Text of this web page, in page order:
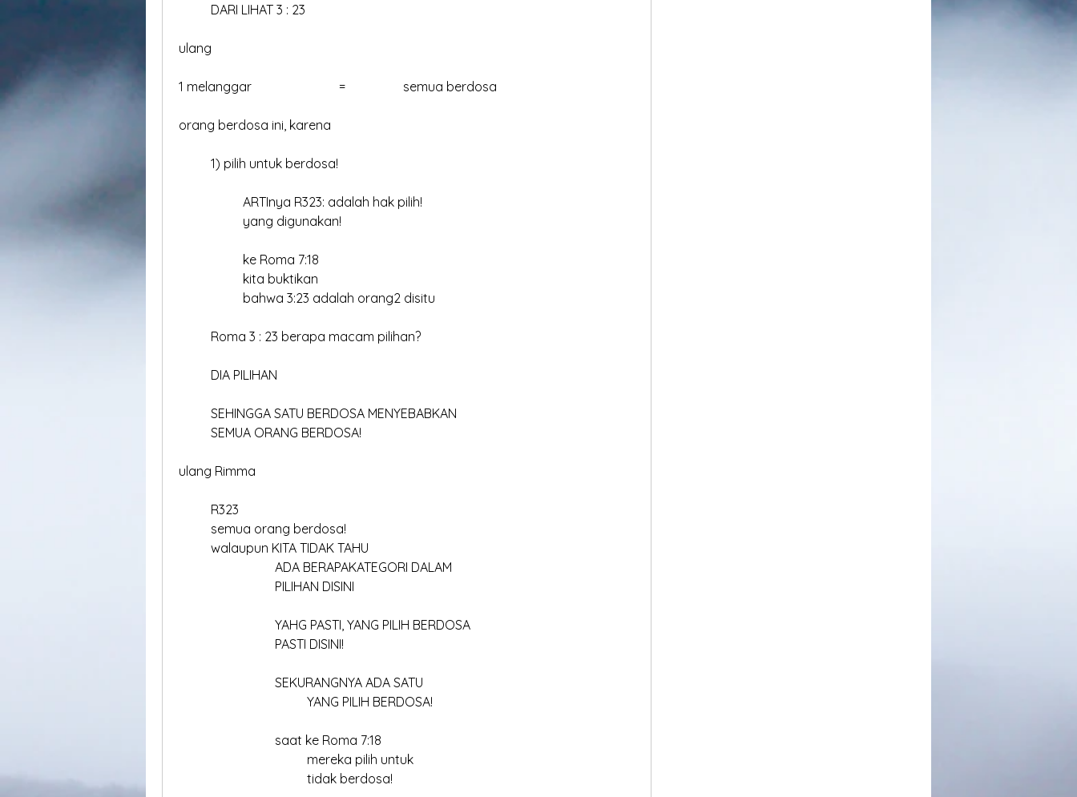
	DARI LIHAT 3 : 23
ulang
1 melanggar			= 		semua berdosa
orang berdosa ini, karena
	1) pilih untuk berdosa!
		ARTInya R323: adalah hak pilih!
		yang digunakan!
		ke Roma 7:18
		kita buktikan
		bahwa 3:23 adalah orang2 disitu
	Roma 3 : 23 berapa macam pilihan?
	DIA PILIHAN
	SEHINGGA SATU BERDOSA MENYEBABKAN
	SEMUA ORANG BERDOSA!
ulang Rimma
	R323
	semua orang berdosa!
	walaupun KITA TIDAK TAHU
			ADA BERAPAKATEGORI DALAM
			PILIHAN DISINI
			YAHG PASTI, YANG PILIH BERDOSA
			PASTI DISINI!
			SEKURANGNYA ADA SATU
				YANG PILIH BERDOSA!
			saat ke Roma 7:18
				mereka pilih untuk
				tidak berdosa!